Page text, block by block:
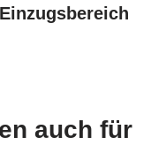
auch für